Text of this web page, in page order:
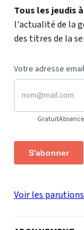
Tous les jeudis à
l'actualité de la
des titres de la
Votre adresse email
Gratuit
S'abonner
Voir les